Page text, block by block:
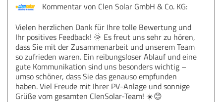
Kommentar von Clen Solar GmbH & Co. KG:
Vielen herzlichen Dank für Ihre tolle Bewertung und
Ihr positives Feedback! 🌞 Es freut uns sehr zu hören,
dass Sie mit der Zusammenarbeit und unserem Team
so zufrieden waren. Ein reibungsloser Ablauf und eine
gute Kommunikation sind uns besonders wichtig –
umso schöner, dass Sie das genauso empfunden
haben. Viel Freude mit Ihrer PV-Anlage und sonnige
Grüße vom gesamten ClenSolar-Team! ☀️😊